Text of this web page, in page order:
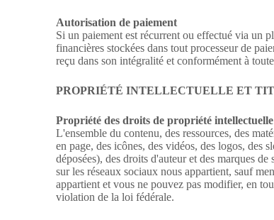
Autorisation de paiement
Si un paiement est récurrent ou effectué via un
financières stockées dans tout processeur de
reçu dans son intégralité et conformément à
PROPRIÉTÉ INTELLECTUELLE ET
Propriété des droits de propriété intellectuelle
L'ensemble du contenu, des ressources, des
en page, des icônes, des vidéos, des logos, des
déposées), des droits d'auteur et des marques
sur les réseaux sociaux nous appartient, sauf
appartient et vous ne pouvez pas modifier, en
violation de la loi fédérale.